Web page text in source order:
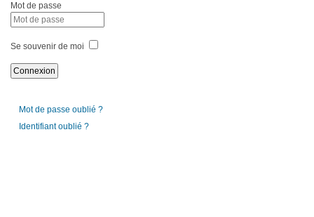
Mot de passe
Se souvenir de moi
Mot de passe oublié ?
Identifiant oublié ?